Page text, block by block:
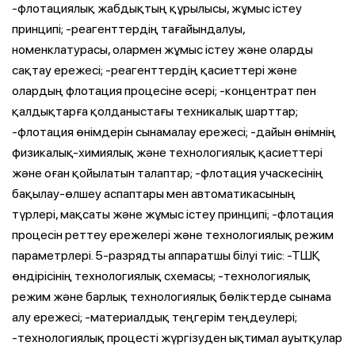
-флотациялық жабдықтың құрылысы, жұмыс істеу
принципі; -реагенттердің тағайындалуы,
номенклатурасы, олармен жұмыс істеу және оларды
сақтау ережесі; -реагенттердің қасиеттері және
олардың флотация процесіне әсері; -концентрат пен
қалдықтарға қолданыстағы техникалық шарттар;
-флотация өнімдерін сынамалау ережесі; -дайын өнімнің
физикалық-химиялық және технологиялық қасиеттері
және оған қойылатын талаптар; -флотация учаскесінің
бақылау-өлшеу аспаптары мен автоматикасының
түрлері, мақсаты және жұмыс істеу принципі; -флотация
процесін реттеу ережелері және технологиялық режим
параметрлері. 5-разрядты аппаратшы білуі тиіс: -ТШҚ
өндірісінің технологиялық схемасы; -технологиялық
режим және барлық технологиялық бөліктерде сынама
алу ережесі; -материалдық теңгерім теңдеулері;
-технологиялық процесті жүргізуден ықтимал ауытқулар